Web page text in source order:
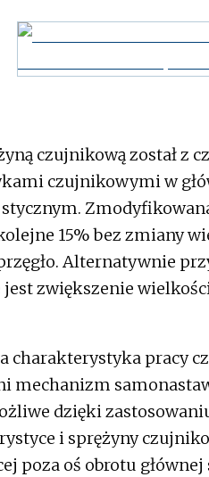
czujnikową został z
czujnikowymi w
15% bez zmiany
Alternatywnie
zwiększenie
charakterystyka pracy
mechanizm
dzięki
i sprężyny
poza oś obrotu